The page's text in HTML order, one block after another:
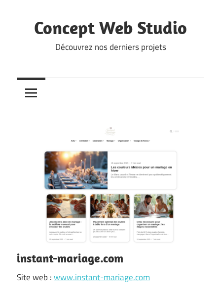
contentConcept Web Studio
Découvrez nos derniers projets
instant-mariage.com
Site web :www.instant-mariage.com